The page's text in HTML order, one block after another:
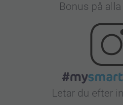
Bonus på
Letar du efter